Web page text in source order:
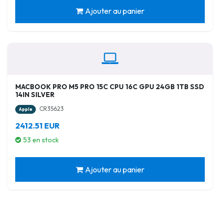
Ajouter au panier
MACBOOK PRO M5 PRO 15C CPU 16C GPU 24GB 1TB SSD
14IN SILVER
Apple CR35623
2412.51 EUR
53 en stock
Ajouter au panier